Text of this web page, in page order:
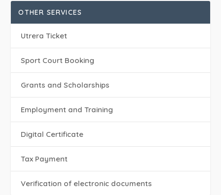
OTHER SERVICES
Utrera Ticket
Sport Court Booking
Grants and Scholarships
Employment and Training
Digital Certificate
Tax Payment
Verification of electronic documents